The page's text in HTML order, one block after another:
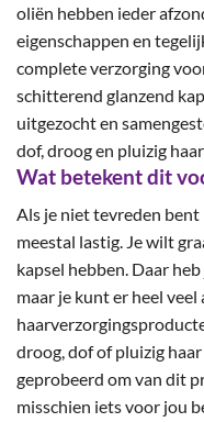
oliën hebben ieder
eigenschappen en
complete verzorging
schitterend glanzend
uitgezocht en
dof, droog en pluizig
Wat betekent dit
Als je niet tevreden
meestal lastig. Je wilt
kapsel hebben. Daar
maar je kunt er heel
droog, dof of pluizig
geprobeerd om van dit
misschien iets voor jou